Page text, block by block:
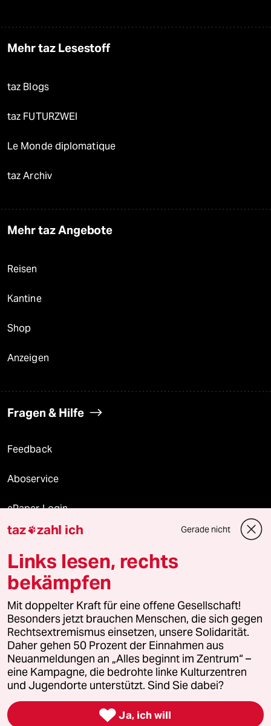
Mehr taz Lesestoff
taz Blogs
taz FUTURZWEI
Le Monde diplomatique
taz Archiv
Mehr taz Angebote
Reisen
Kantine
Shop
Anzeigen
Fragen & Hilfe
Feedback
Aboservice
ePaper Login
Downloads für Abonnierende
© 2026 taz Verlags und Vertriebs GmbH
Alle Rechte vorbehalten. Bei rechtlichen Fragen oder für Genehmigungen
wenden Sie sich bitte an
lizenzen@taz.de
Feedback Redaktionsstatut Kommune-Richtlinien
Leitlinie Informant Datenschutz Impressum AGB
Seitenwende Einwilligungen widerrufen (Ads)
taz zahl ich Gerade nicht
Links lesen, rechts
bekämpfen
Mit doppelter Kraft für eine offene Gesellschaft!
Besonders jetzt brauchen Menschen, die sich gegen
Rechtsextremismus einsetzen, unsere Solidarität.
Daher gehen 50 Prozent der Einnahmen aus
Neuanmeldungen an „Alles beginnt im Zentrum“ –
eine Kampagne, die bedrohte linke Kulturzentren
und Jugendorte unterstützt. Sind Sie dabei?
 Ja, ich will